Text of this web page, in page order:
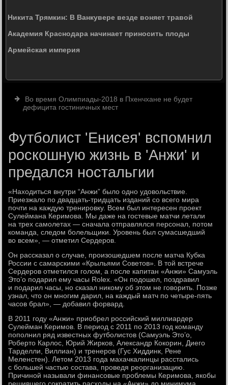
Никита Трямкин: В Ванкувере везде воняет травой
Академия Краснодара начинает приносить плоды
Армейская империя
Во время Олимпиады-2018 в Пхенчхане не будет
дефицита гостиничных мест
Футболист 'Енисея' вспомнил
роскошную жизнь в 'Анжи' и
предался ностальгии
«Находиться внутри “Анжи” было одно удовольствие.
Приезжало по двадцать-тридцать изданий со всего мира
почти на каждую тренировку. Всем был интересен проект
Сулеймана Керимова. Мы даже на гостевые матчи летали
на трех самолетах — сначала отправлялся персонал, потом
команда, следом болельщики. Уровень был сумасшедший
во всем», — отметил Сердеров.
Он рассказал о случае, произошедшем после матча Кубка
России с самарскими «Крыльями Советов». В той встрече
Сердеров отметился голом, а после капитан «Анжи» Самуэль
Это’о подарил ему часы Rolex. «Он подошел, поздравил
и подарил часы, но сказал никому об этом не говорить. Позже
узнал, что он многим дарил, на каждый матч по четыре-пять
часов брал», — добавил форвард.
В 2011 году «Анжи» приобрел российский миллиардер
Сулейман Керимов. В период с 2011 по 2013 год команду
пополнил ряд известных футболистов (Самуэль Это’о,
Роберто Карлос, Юрий Жирков, Александр Кокорин, Диего
Тарделли, Виллиан) и тренеров (Гус Хиддинк, Рене
Меленстен). Летом 2013 года махачкалинцы расстались
с большей частью состава, проведя реорганизацию.
Причиной называли финансовые проблемы Керимова, якобы